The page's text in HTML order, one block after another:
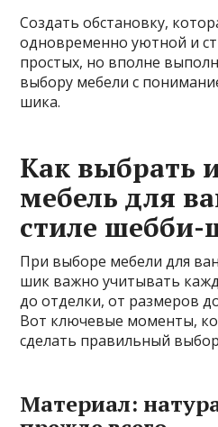
Создать обстановку,
одновременно уютной и
простых, но вполне
выбору мебели с
шика.
Как выбрать
мебель для
стиле
При выборе мебели для
шик важно учитывать
до отделки, от размеров
Вот ключевые моменты,
сделать правильный
Материал: